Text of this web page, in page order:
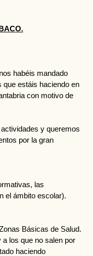
habéis mandado
que estáis haciendo en
con motivo de
y queremos
por la gran
las
el ámbito escolar).
Básicas de Salud.
a los que no salen por
haciendo